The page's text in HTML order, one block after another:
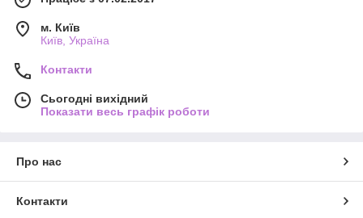
м. Київ
Київ, Україна
Контакти
Сьогодні вихідний
Показати весь графік роботи
Про нас
Контакти